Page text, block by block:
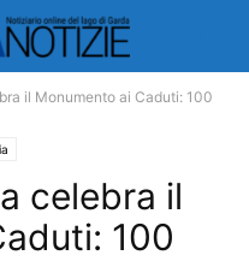
il Monumento ai Caduti: 100
celebra il
100